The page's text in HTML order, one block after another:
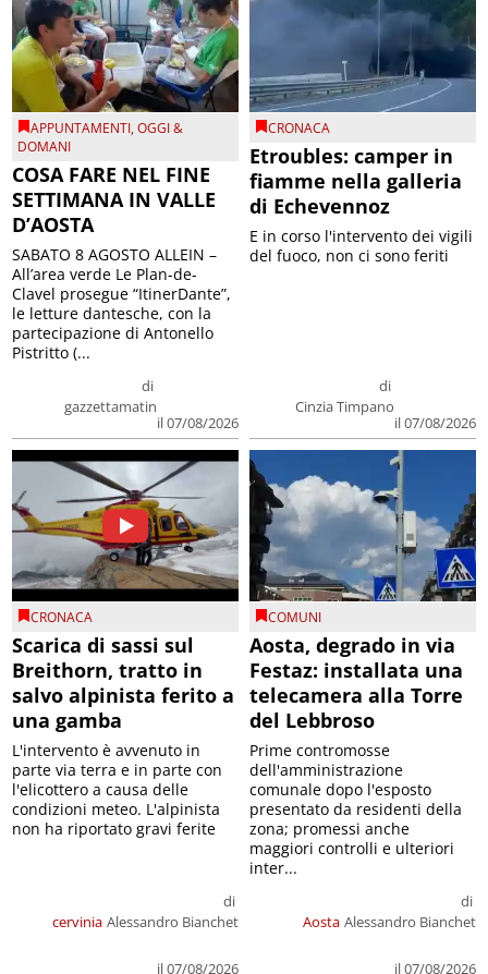
APPUNTAMENTI,OGGI &
DOMANI
COSA FARE NEL FINE
SETTIMANA IN VALLE
D’AOSTA
di
gazzettamatin
il 07/08/2026
SABATO 8 AGOSTO ALLEIN –
All’area verde Le Plan-de-
Clavel prosegue “ItinerDante”,
le letture dantesche, con la
partecipazione di Antonello
Pistritto (...
CRONACA
Etroubles: camper in
fiamme nella galleria
di Echevennoz
di
Cinzia Timpano
il 07/08/2026
E in corso l'intervento dei vigili
del fuoco, non ci sono feriti
CRONACA
Scarica di sassi sul
Breithorn, tratto in
salvo alpinista ferito a
una gamba
cervinia
di
Alessandro Bianchet
il 07/08/2026
L'intervento è avvenuto in
parte via terra e in parte con
l'elicottero a causa delle
condizioni meteo. L'alpinista
non ha riportato gravi ferite
COMUNI
Aosta, degrado in via
Festaz: installata una
telecamera alla Torre
del Lebbroso
Aosta
di
Alessandro Bianchet
il 07/08/2026
Prime contromosse
dell'amministrazione
comunale dopo l'esposto
presentato da residenti della
zona; promessi anche
maggiori controlli e ulteriori
inter...